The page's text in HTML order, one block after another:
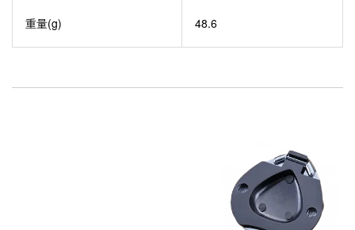
重量(g) 48.6